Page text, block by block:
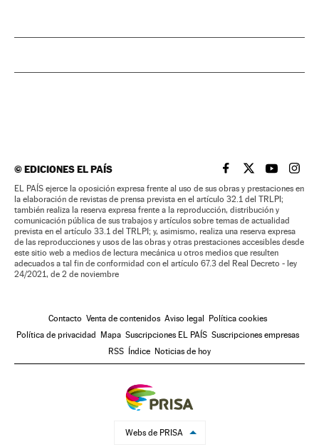
©EDICIONES EL PAÍS EL PAÍS BRASIL EN
EL PAÍSEL PAÍS
EL
EL PAÍS ejerce la oposición expresa frente al uso de sus obras y prestaciones en
la elaboración de revistas de prensa prevista en el artículo 32.1 del TRLPI;
también realiza la reserva expresa frente a la reproducción, distribución y
comunicación pública de sus trabajos y artículos sobre temas de actualidad
prevista en el artículo 33.1 del TRLPI; y, asimismo, realiza una reserva expresa
de las reproducciones y usos de las obras y otras prestaciones accesibles desde
este sitio web a medios de lectura mecánica u otros medios que resulten
adecuados a tal fin de conformidad con el artículo 67.3 del Real Decreto - ley
24/2021, de 2 de noviembre
Contacto Venta de contenidos Aviso legal
Política cookies
Política de privacidad
Mapa Suscripciones EL PAÍS Suscripciones empresas
RSS
Índice Noticias de hoy
Webs de PRISA